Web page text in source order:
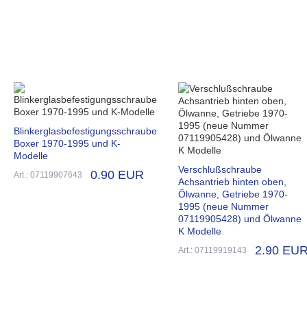
Blinkerglasbefestigungsschraube
Boxer 1970-1995 und K-
Modelle
Art.: 07119907643 0.90 EUR
Verschlußschraube
Achsantrieb hinten oben,
Ölwanne, Getriebe 1970-
1995 (neue Nummer
07119905428) und Ölwanne
K Modelle
Art.: 07119919143 2.90